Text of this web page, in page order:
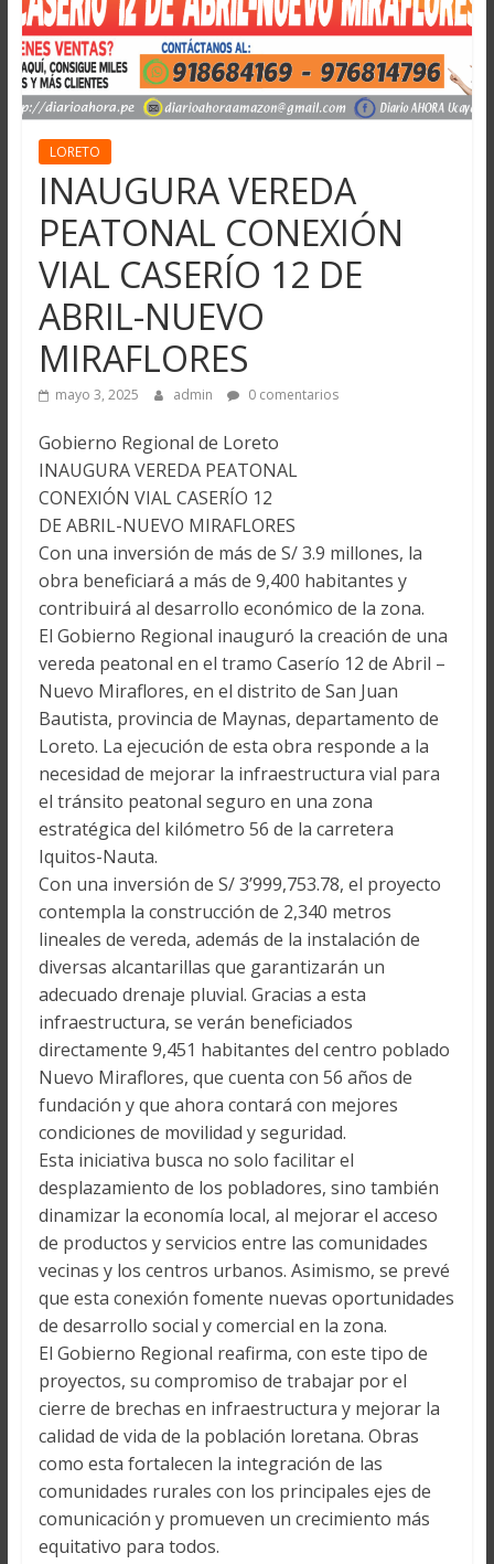
LORETO
INAUGURA VEREDA
PEATONAL CONEXIÓN
VIAL CASERÍO 12 DE
ABRIL-NUEVO
MIRAFLORES
mayo 3, 2025 admin 0 comentarios
Gobierno Regional de Loreto
INAUGURA VEREDA PEATONAL
CONEXIÓN VIAL CASERÍO 12
DE ABRIL-NUEVO MIRAFLORES
Con una inversión de más de S/ 3.9 millones, la
obra beneficiará a más de 9,400 habitantes y
contribuirá al desarrollo económico de la zona.
El Gobierno Regional inauguró la creación de una
vereda peatonal en el tramo Caserío 12 de Abril –
Nuevo Miraflores, en el distrito de San Juan
Bautista, provincia de Maynas, departamento de
Loreto. La ejecución de esta obra responde a la
necesidad de mejorar la infraestructura vial para
el tránsito peatonal seguro en una zona
estratégica del kilómetro 56 de la carretera
Iquitos-Nauta.
Con una inversión de S/ 3’999,753.78, el proyecto
contempla la construcción de 2,340 metros
lineales de vereda, además de la instalación de
diversas alcantarillas que garantizarán un
adecuado drenaje pluvial. Gracias a esta
infraestructura, se verán beneficiados
directamente 9,451 habitantes del centro poblado
Nuevo Miraflores, que cuenta con 56 años de
fundación y que ahora contará con mejores
condiciones de movilidad y seguridad.
Esta iniciativa busca no solo facilitar el
desplazamiento de los pobladores, sino también
dinamizar la economía local, al mejorar el acceso
de productos y servicios entre las comunidades
vecinas y los centros urbanos. Asimismo, se prevé
que esta conexión fomente nuevas oportunidades
de desarrollo social y comercial en la zona.
El Gobierno Regional reafirma, con este tipo de
proyectos, su compromiso de trabajar por el
cierre de brechas en infraestructura y mejorar la
calidad de vida de la población loretana. Obras
como esta fortalecen la integración de las
comunidades rurales con los principales ejes de
comunicación y promueven un crecimiento más
equitativo para todos.